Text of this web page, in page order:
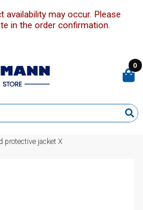
availability may occur. Please
in the order confirmation.
0
protective jacket X